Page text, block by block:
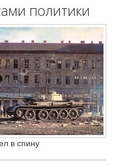
политики
в спину